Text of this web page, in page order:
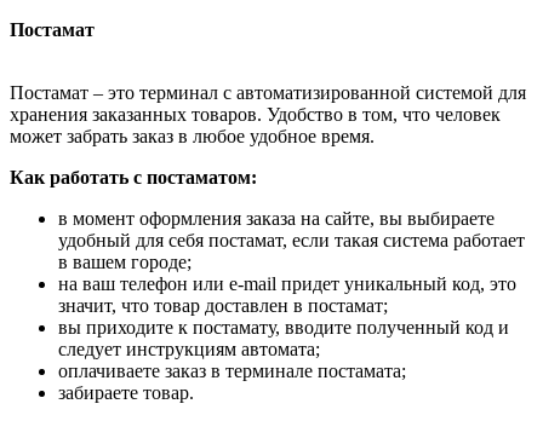
Постамат
Постамат – это терминал с автоматизированной системой для
хранения заказанных товаров. Удобство в том, что человек
может забрать заказ в любое удобное время.
Как работать с постаматом:
в момент оформления заказа на сайте, вы выбираете
удобный для себя постамат, если такая система работает
в вашем городе;
на ваш телефон или e-mail придет уникальный код, это
значит, что товар доставлен в постамат;
вы приходите к постамату, вводите полученный код и
следует инструкциям автомата;
оплачиваете заказ в терминале постамата;
забираете товар.